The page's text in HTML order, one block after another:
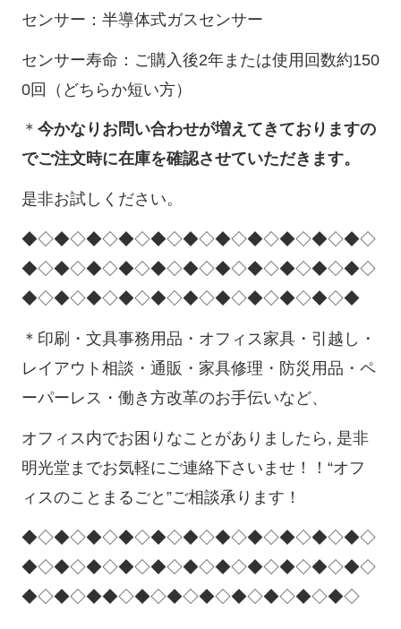
センサー：半導体式ガスセンサー
センサー寿命：ご購入後2年または使用回数約150
0回（どちらか短い方）
＊ 今かなりお問い合わせが増えてきておりますの
でご注文時に在庫を確認させていただきます。
是非お試しください。
◆◇◆◇◆◇◆◇◆◇◆◇◆◇◆◇◆◇◆◇◆◇
◆◇◆◇◆◇◆◇◆◇◆◇◆◇◆◇◆◇◆◇◆◇
◆◇◆◇◆◇◆◇◆◇◆◇◆◇◆◇◆◇◆◇◆
＊印刷・文具事務用品・オフィス家具・引越し・
レイアウト相談・通販・家具修理・防災用品・ペ
ーパーレス・働き方改革のお手伝いなど、
オフィス内でお困りなことがありましたら, 是非
明光堂までお気軽にご連絡下さいませ！！“オフ
ィスのことまるごと”ご相談承ります！
◆◇◆◇◆◇◆◇◆◇◆◇◆◇◆◇◆◇◆◇◆◇
◆◇◆◇◆◇◆◇◆◇◆◇◆◇◆◇◆◇◆◇◆◇
◆◇◆◇◆◆◇◆◇◆◇◆◇◆◇◆◇◆◇◆◇